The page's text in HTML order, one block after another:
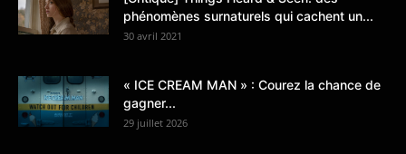
phénomènes surnaturels qui cachent un...
30 avril 2021
« ICE CREAM MAN » : Courez la chance de
gagner...
29 juillet 2026